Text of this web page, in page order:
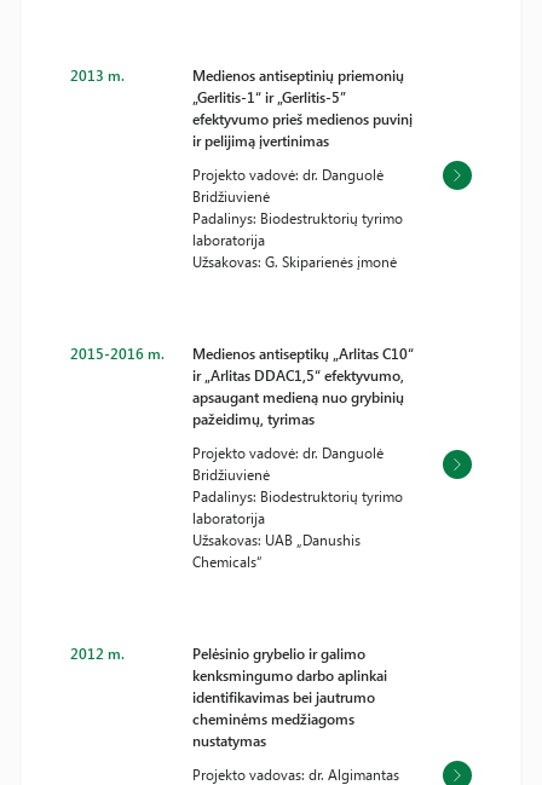
2013 m.
Medienos antiseptinių priemonių
„Gerlitis-1“ ir „Gerlitis-5”
efektyvumo prieš medienos puvinį
ir pelijimą įvertinimas
Projekto vadovė: dr. Danguolė
Bridžiuvienė
Padalinys: Biodestruktorių tyrimo
laboratorija
Užsakovas: G. Skiparienės įmonė
2015-2016 m.
Medienos antiseptikų „Arlitas C10“
ir „Arlitas DDAC1,5“ efektyvumo,
apsaugant medieną nuo grybinių
pažeidimų, tyrimas
Projekto vadovė: dr. Danguolė
Bridžiuvienė
Padalinys: Biodestruktorių tyrimo
laboratorija
Užsakovas: UAB „Danushis
Chemicals“
2012 m.
Pelėsinio grybelio ir galimo
kenksmingumo darbo aplinkai
identifikavimas bei jautrumo
cheminėms medžiagoms
nustatymas
Projekto vadovas: dr. Algimantas